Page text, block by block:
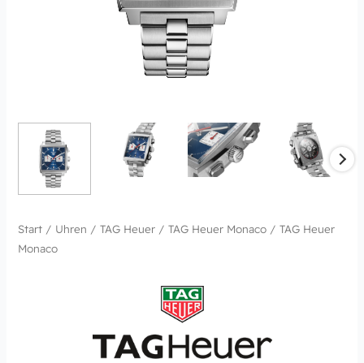
Start / Uhren /TAG Heuer /TAG Heuer Monaco / TAG Heuer
Monaco